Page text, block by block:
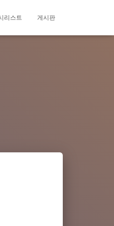
리스트 게시판